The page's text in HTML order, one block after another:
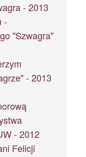
- 2013
-
"Szwagra"
- 2013
- 2012
Felicji